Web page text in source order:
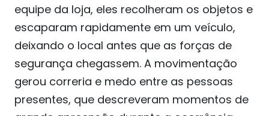
equipe da loja, eles recolheram os objetos e
escaparam rapidamente em um veículo,
deixando o local antes que as forças de
segurança chegassem. A movimentação
gerou correria e medo entre as pessoas
presentes, que descreveram momentos de